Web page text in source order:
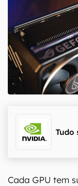
Tudo
Cada GPU tem